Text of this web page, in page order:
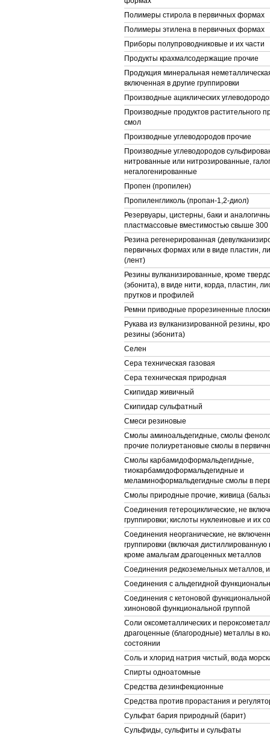
Полимеры стирола в первичных формах
Полимеры этилена в первичных формах
Приборы полупроводниковые и их части
Продукты крахмалсодержащие прочие
Продукция минеральная
включенная в другие группировки
Производные ациклических
Производные продуктов растительного
смол
Производные углеводородов прочие
Производные углеводородов
нитрованные или нитрозированные,
негалогенированные
Пропен (пропилен)
Пропиленгликоль (пропан-1,2-диол)
Резервуары, цистерны, баки и
пластмассовые вместимостью свыше 300
Резина регенерированная
первичных формах или в виде пластин,
(лент)
Резины вулканизированные, кроме
(эбонита), в виде нити, корда, пластин,
прутков и профилей
Ремни приводные прорезиненные
Рукава из вулканизированной резины,
резины (эбонита)
Селен
Сера техническая газовая
Сера техническая природная
Скипидар живичный
Скипидар сульфатный
Смеси резиновые
Смолы аминоальдегидные, смолы
прочие полиуретановые смолы в
Смолы карбамидоформальдегидные,
тиокарбамидоформальдегидные и
меламиноформальдегидные смолы в
Смолы природные прочие, живица
Соединения гетероциклические, не
группировки; кислоты нуклеиновые и их
Соединения неорганические, не
группировки (включая
кроме амальгам драгоценных металлов
Соединения редкоземельных металлов,
Соединения с альдегидной
Соединения с кетоновой
хиноновой функциональной группой
Соли оксометаллических и
драгоценные (благородные) металлы в
состоянии
Соль и хлорид натрия чистый, вода
Спирты одноатомные
Средства дезинфекционные
Средства против прорастания и
Сульфат бария природный (барит)
Сульфиды, сульфиты и сульфаты